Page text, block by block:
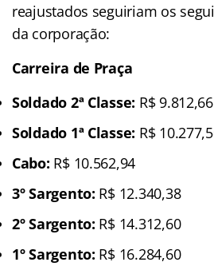
reajustados seguiriam os
da corporação:
Carreira de Praça
Soldado 2ª Classe: R$ 9.812,66
Soldado 1ª Classe: R$
Cabo: R$ 10.562,94
3º Sargento: R$ 12.340,38
2º Sargento: R$ 14.312,60
1º Sargento: R$ 16.284,60